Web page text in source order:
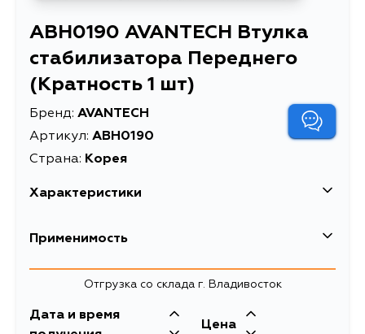
ABH0190 AVANTECH Втулка
стабилизатора Переднего
(Кратность 1 шт)
Бренд: AVANTECH
Артикул: ABH0190
Страна: Корея
Характеристики
EAN-13
Длина упаковки, мм
Масса, кг 0.054
Применимость
Кузов Двигатель
Toyota
Отгрузка со склада г. Владивосток
Дата и время
Цена